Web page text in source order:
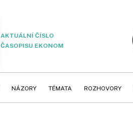
AKTUÁLNÍ ČÍSLO
ČASOPISU EKONOM
NÁZORY TÉMATA ROZHOVORY